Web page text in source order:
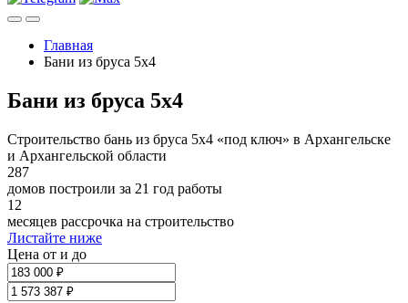
Главная
Бани из бруса 5x4
Бани из бруса 5x4
Строительство бань из бруса 5х4 «под ключ» в Архангельске
и Архангельской области
287
домов построили за 21 год работы
12
месяцев рассрочка на строительство
Листайте ниже
Цена от и до